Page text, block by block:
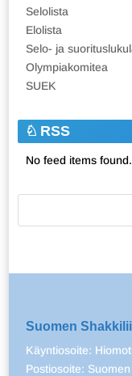
Selolista
Elolista
Selo- ja
Olympiakomitea
SUEK
RSS
No feed items found.
Suomen
Käyntiosoite:
Postiosoite: